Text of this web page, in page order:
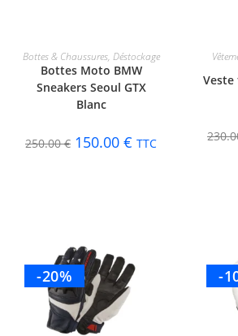
CHOIX DES OPTIONS
Bottes & Chaussures, Déstockage
Bottes Moto BMW
Sneakers Seoul GTX
Blanc
250.00€ 150.00 € TTC
-20% -